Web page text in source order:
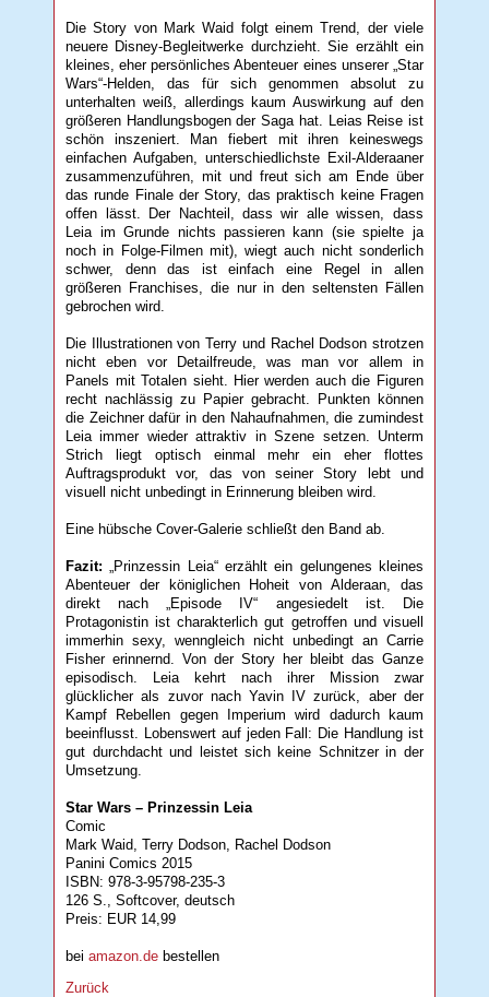
Die Story von Mark Waid folgt einem Trend, der viele
neuere Disney-Begleitwerke durchzieht. Sie erzählt ein
kleines, eher persönliches Abenteuer eines unserer „Star
Wars“-Helden, das für sich genommen absolut zu
unterhalten weiß, allerdings kaum Auswirkung auf den
größeren Handlungsbogen der Saga hat. Leias Reise ist
schön inszeniert. Man fiebert mit ihren keineswegs
einfachen Aufgaben, unterschiedlichste Exil-Alderaaner
zusammenzuführen, mit und freut sich am Ende über
das runde Finale der Story, das praktisch keine Fragen
offen lässt. Der Nachteil, dass wir alle wissen, dass
Leia im Grunde nichts passieren kann (sie spielte ja
noch in Folge-Filmen mit), wiegt auch nicht sonderlich
schwer, denn das ist einfach eine Regel in allen
größeren Franchises, die nur in den seltensten Fällen
gebrochen wird.
Die Illustrationen von Terry und Rachel Dodson strotzen
nicht eben vor Detailfreude, was man vor allem in
Panels mit Totalen sieht. Hier werden auch die Figuren
recht nachlässig zu Papier gebracht. Punkten können
die Zeichner dafür in den Nahaufnahmen, die zumindest
Leia immer wieder attraktiv in Szene setzen. Unterm
Strich liegt optisch einmal mehr ein eher flottes
Auftragsprodukt vor, das von seiner Story lebt und
visuell nicht unbedingt in Erinnerung bleiben wird.
Eine hübsche Cover-Galerie schließt den Band ab.
Fazit: „Prinzessin Leia“ erzählt ein gelungenes kleines
Abenteuer der königlichen Hoheit von Alderaan, das
direkt nach „Episode IV“ angesiedelt ist. Die
Protagonistin ist charakterlich gut getroffen und visuell
immerhin sexy, wenngleich nicht unbedingt an Carrie
Fisher erinnernd. Von der Story her bleibt das Ganze
episodisch. Leia kehrt nach ihrer Mission zwar
glücklicher als zuvor nach Yavin IV zurück, aber der
Kampf Rebellen gegen Imperium wird dadurch kaum
beeinflusst. Lobenswert auf jeden Fall: Die Handlung ist
gut durchdacht und leistet sich keine Schnitzer in der
Umsetzung.
Star Wars – Prinzessin Leia
Comic
Mark Waid, Terry Dodson, Rachel Dodson
Panini Comics 2015
ISBN: 978-3-95798-235-3
126 S., Softcover, deutsch
Preis: EUR 14,99
beiamazon.de bestellen
Zurück